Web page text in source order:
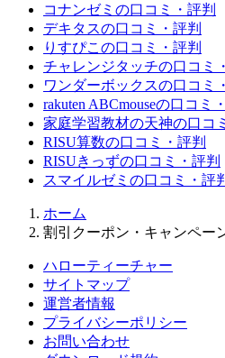
コナンゼミの口コミ・評判
デキタスの口コミ・評判
りすぴこの口コミ・評判
チャレンジタッチの口コミ
ワンダーボックスの口コミ
rakuten ABCmouseの口コミ
家庭学習教材の天神の口コ
RISU算数の口コミ・評判
RISUきっずの口コミ・評判
スマイルゼミの口コミ・評
ホーム
割引クーポン・キャンペー
ハローティーチャー
サイトマップ
運営者情報
プライバシーポリシー
お問い合わせ